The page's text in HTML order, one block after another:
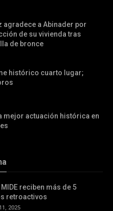
agradece a Abinader por
de su vivienda tras
de bronce
histórico cuarto lugar;
mejor actuación histórica en
reciben más de 5
retroactivos
2025